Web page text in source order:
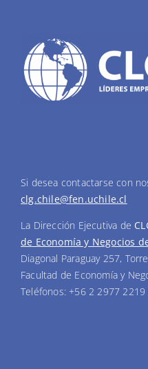
Si desea contactarse con
clg.chile@fen.uchile.cl
La Dirección Ejecutiva de
de Economía y Negocios
Diagonal Paraguay 257,
Facultad de Economía y
Teléfonos: +56 2 2977